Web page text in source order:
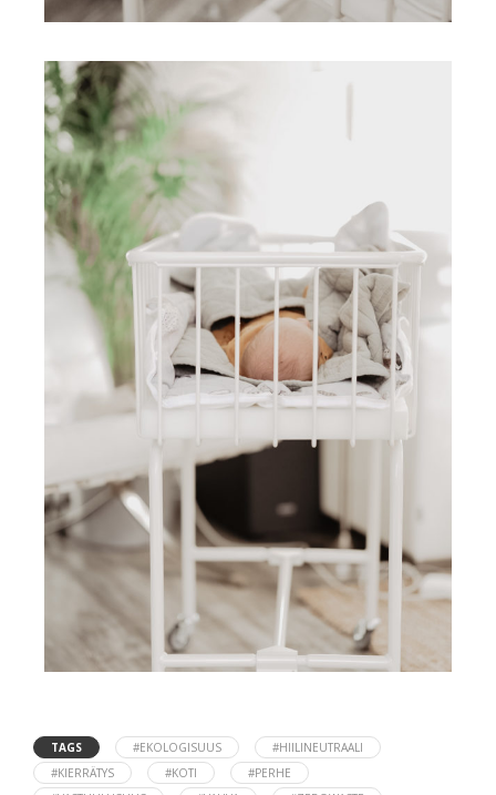
TAGS #EKOLOGISUUS
#HIILINEUTRAALI
#KIERRÄTYS
#KOTI
#PERHE